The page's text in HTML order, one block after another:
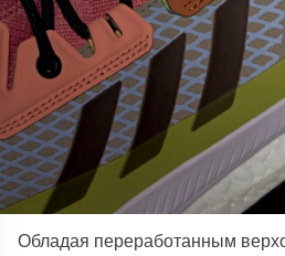
Обладая переработанным